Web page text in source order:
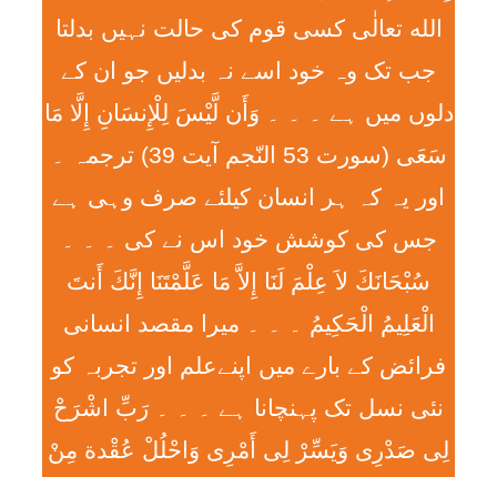
الله تعالٰی کسی قوم کی حالت نہیں بدلتا
جب تک وہ خود اسے نہ بدلیں جو ان کے
دلوں میں ہے ۔ ۔ ۔ وَأَن لَّيْسَ لِلْإِنسَانِ إِلَّا مَا
سَعَی (سورت 53 النّجم آیت 39) ترجمہ ۔
اور یہ کہ ہر انسان کیلئے صرف وہی ہے
جس کی کوشش خود اس نے کی ۔ ۔ ۔
سُبْحَانَكَ لاَ عِلْمَ لَنَا إِلاَّ مَا عَلَّمْتَنَا إِنَّكَ أَنتَ
الْعَلِيمُ الْحَكِيمُ ۔ ۔ ۔ ميرا مقصد انسانی
فرائض کے بارے میں اپنےعلم اور تجربہ کو
نئی نسل تک پہنچانا ہے ۔ ۔ ۔ رَبِّ اشْرَحْ
لِی صَدْرِی وَيَسِّرْ لِی أَمْرِی وَاحْلُلْ عُقْدة مِنْ